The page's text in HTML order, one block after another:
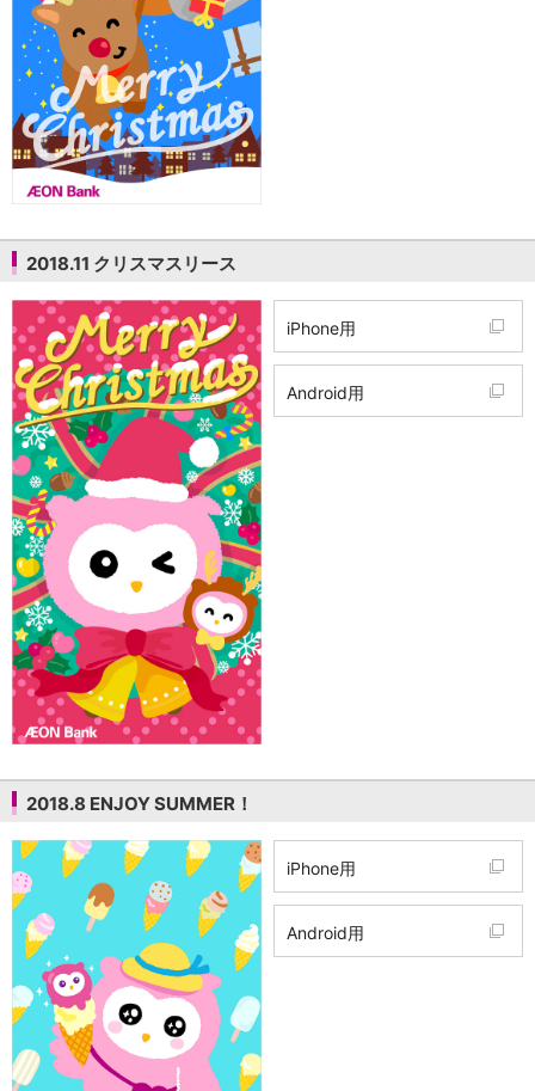
2018.11 クリスマスリース
iPhone用
Android用
2018.8 ENJOY SUMMER！
iPhone用
Android用